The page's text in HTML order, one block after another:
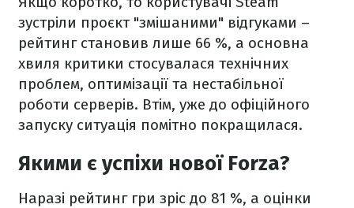
зустріли проєкт "змішаними" відгуками –
рейтинг становив лише 66 %, а основна
хвиля критики стосувалася технічних
проблем, оптимізації та нестабільної
роботи серверів. Втім, уже до офіційного
запуску ситуація помітно покращилася.
Якими є успіхи нової Forza?
Наразі рейтинг гри зріс до 81 %, а оцінки